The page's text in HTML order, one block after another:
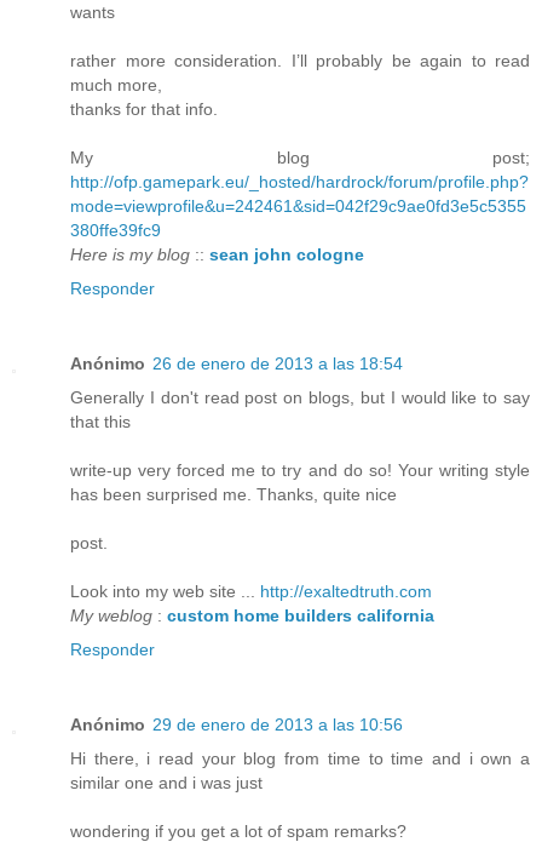
wants
rather more consideration. I’ll probably be again to read
much more,
thanks for that info.
My blog post;
http://ofp.gamepark.eu/_hosted/hardrock/forum/profile.php?
mode=viewprofile&u=242461&sid=042f29c9ae0fd3e5c5355
380ffe39fc9
Here is my blog :: sean john cologne
Responder
Anónimo 26 de enero de 2013 a las 18:54
Generally I don't read post on blogs, but I would like to say
that this
write-up very forced me to try and do so! Your writing style
has been surprised me. Thanks, quite nice
post.
Look into my web site ... http://exaltedtruth.com
My weblog : custom home builders california
Responder
Anónimo 29 de enero de 2013 a las 10:56
Hi there, i read your blog from time to time and i own a
similar one and i was just
wondering if you get a lot of spam remarks?